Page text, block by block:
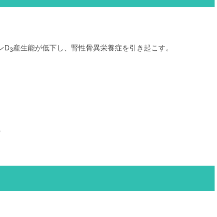
D3産生能が低下し、腎性骨異栄養症を引き起こす。